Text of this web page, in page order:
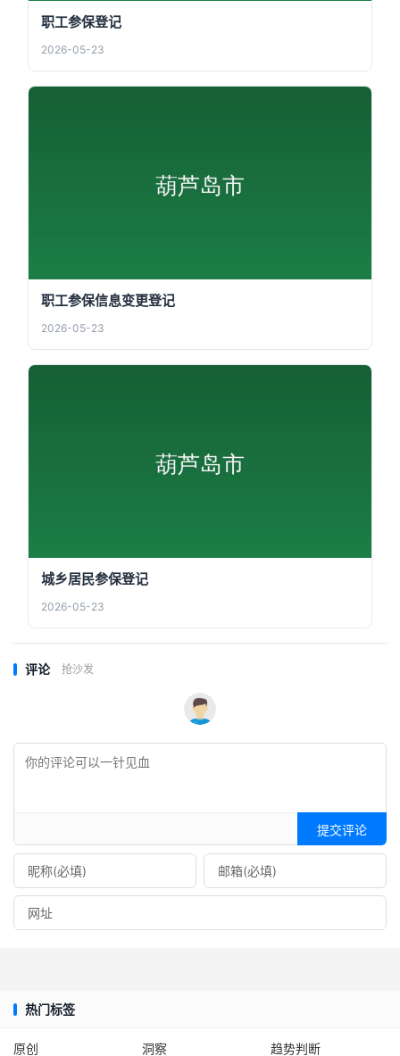
职工参保登记
2026-05-23
职工参保信息变更登记
2026-05-23
城乡居民参保登记
2026-05-23
评论 抢沙发
提交评论
热门标签
原创 洞察 趋势判断